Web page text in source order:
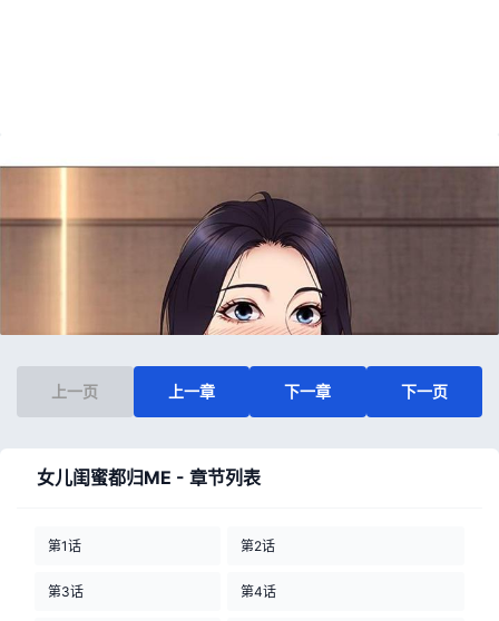
上一页 上一章 下一章 下一页
女儿闺蜜都归ME - 章节列表
第1话 第2话
第3话 第4话